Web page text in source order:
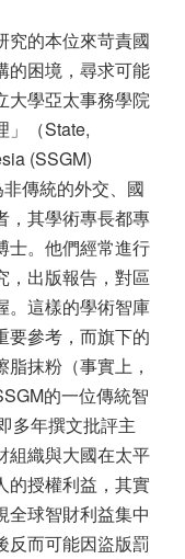
究的本位來苛責國
的困境，尋求可能
大學亞太事務學院
」（State,
(SSGM)
傳統的外交、國
，其學術專長都專
士。他們經常進行
，出版報告，對區
。這樣的學術智庫
要參考，而旗下的
抹粉（事實上，
的一位傳統智
多年撰文批評主
組織與大國在太平
的授權利益，其實
全球智財利益集中
反而可能因盜版罰